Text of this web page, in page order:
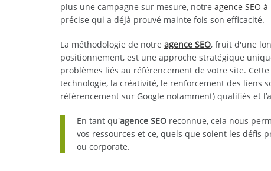
plus une campagne sur mesure, notre agence SEO à
précise qui a déjà prouvé mainte fois son efficacité.
La méthodologie de notre agence SEO, fruit d'une
positionnement, est une approche stratégique
problèmes liés au référencement de votre site.
technologie, la créativité, le renforcement des liens
référencement sur Google notamment) qualifiés et
En tant qu'agence SEO reconnue, cela nous
vos ressources et ce, quels que soient les défis
ou corporate.